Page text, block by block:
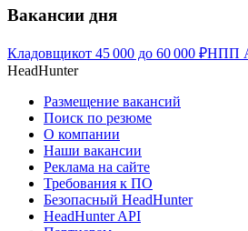
Вакансии дня
Кладовщикот 45 000 до 60 000 ₽НПП
HeadHunter
Размещение вакансий
Поиск по резюме
О компании
Наши вакансии
Реклама на сайте
Требования к ПО
Безопасный HeadHunter
HeadHunter API